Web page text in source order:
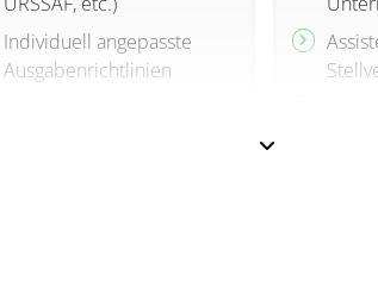
Individuell angepasste
Ausgabenrichtlinien